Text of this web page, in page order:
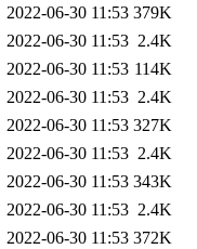
2022-06-30 11:53 379K
2022-06-30 11:53 2.4K
2022-06-30 11:53 114K
2022-06-30 11:53 2.4K
2022-06-30 11:53 327K
2022-06-30 11:53 2.4K
2022-06-30 11:53 343K
2022-06-30 11:53 2.4K
2022-06-30 11:53 372K